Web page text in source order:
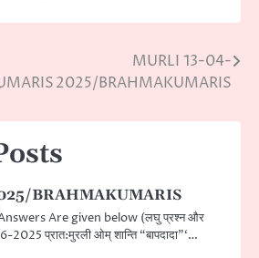
MURLI 13-04-
2025/BRAHMAKUMARIS
BRAHMAKUMARIS
Are given below (लघु प्रश्न और
2025 प्रात:मुरली ओम् शान्ति “बापदादा”‘…